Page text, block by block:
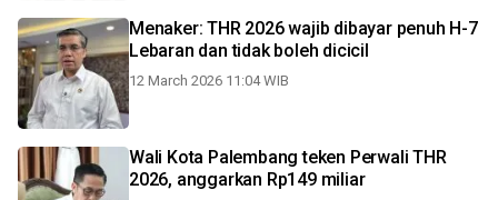
Menaker: THR 2026 wajib dibayar penuh H-7
Lebaran dan tidak boleh dicicil
12 March 2026 11:04 WIB
Wali Kota Palembang teken Perwali THR
2026, anggarkan Rp149 miliar